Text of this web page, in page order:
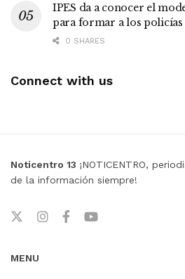
IPES da a conocer el
para formar a los policías
0 SHARES
Connect with us
Noticentro 13 ¡NOTICENTRO,
de la información siempre!
MENU